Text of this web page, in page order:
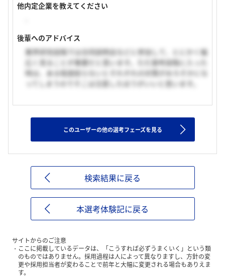
他内定企業を教えてください
後輩へのアドバイス
業界研究段階では合同説明会などに参加して、とにかく幅
広く見ることが重要だと思います。ただ選考段階に入った
時は、ある程度絞らないとそれぞれの対策がおろそかにな
ってしまうのでそこは注意したほうがいいと思います。
このユーザーの他の選考フェーズを見る
検索結果に戻る
本選考体験記に戻る
サイトからのご注意
ここに掲載しているデータは、「こうすれば必ずうまくいく」という類
のものではありません。採用過程は人によって異なりますし、方針の変
更や採用担当者が変わることで前年と大幅に変更される場合もありえま
す。